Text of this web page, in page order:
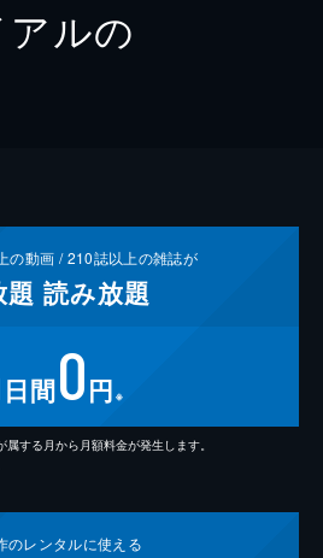
ルの
の動画 /210誌以上の雑誌が
題 読み放題
日間0円 ※
する月から月額料金が発生します。
のレンタルに使える